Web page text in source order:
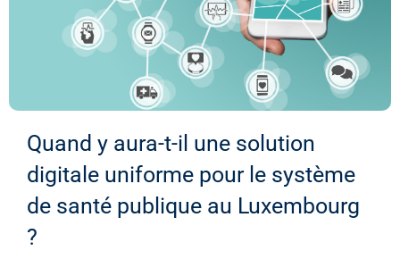
Quand y aura-t-il une solution
digitale uniforme pour le système
de santé publique au Luxembourg
?